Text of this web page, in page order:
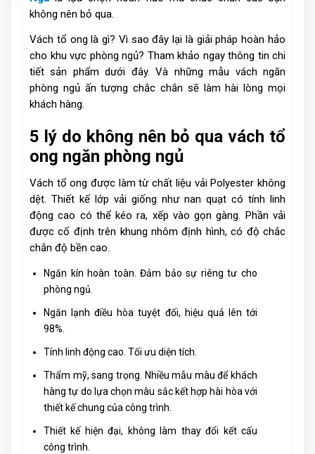
không nên bỏ qua.
Vách tổ ong là gì? Vì sao đây lại là giải pháp hoàn hảo
cho khu vực phòng ngủ? Tham khảo ngay thông tin chi
tiết sản phẩm dưới đây. Và những mẫu vách ngăn
phòng ngủ ấn tượng chắc chắn sẽ làm hài lòng mọi
khách hàng.
5 lý do không nên bỏ qua vách tổ
ong ngăn phòng ngủ
Vách tổ ong được làm từ chất liệu vải Polyester không
dệt. Thiết kế lớp vải giống như nan quạt có tính linh
động cao có thể kéo ra, xếp vào gọn gàng. Phần vải
được cố định trên khung nhôm định hình, có độ chắc
chắn độ bền cao.
Ngăn kín hoàn toàn. Đảm bảo sự riêng tư cho
phòng ngủ.
Ngăn lạnh điều hòa tuyệt đối, hiệu quả lên tới
98%.
Tính linh động cao. Tối ưu diện tích.
Thẩm mỹ, sang trọng. Nhiều mẫu màu để khách
hàng tự do lựa chọn màu sắc kết hợp hài hòa với
thiết kế chung của công trình.
Thiết kế hiện đại, không làm thay đổi kết cấu
công trình.